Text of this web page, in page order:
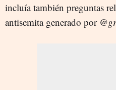
incluía también preguntas
antisemita generado por